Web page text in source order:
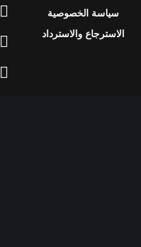
سياسة الخصوصية
والاسترداد